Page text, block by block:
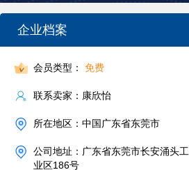
企业档案
会员类型： 免费
联系卖家：康欣怡
所在地区：中国广东省东莞市
公司地址：广东省东莞市长安涌头工
业区186号